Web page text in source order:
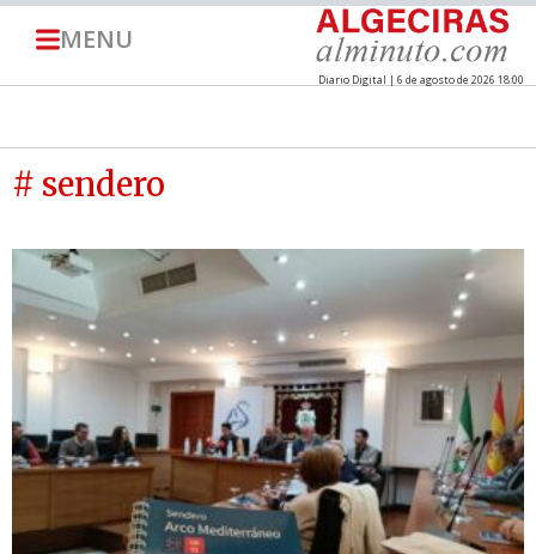
MENU
Diario Digital | 6 de agosto de 2026 18:00
# sendero